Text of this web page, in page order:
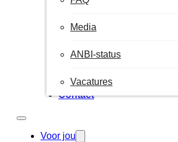
Media
ANBI-status
Vacatures
Contact
Voor jou